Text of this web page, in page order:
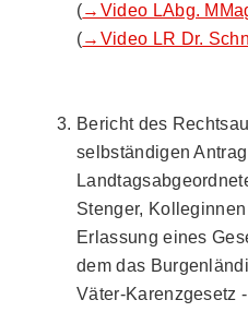
(→Video LAbg.
(→Video LR Dr.
Bericht des
selbständigen
Stenger,
Erlassung eines
dem das
Väter-Karenzgesetz